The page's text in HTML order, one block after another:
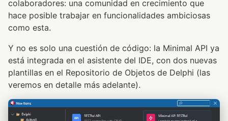
colaboradores: una comunidad en crecimiento que
hace posible trabajar en funcionalidades ambiciosas
como esta.
Y no es solo una cuestión de código: la Minimal API ya
está integrada en el asistente del IDE, con dos nuevas
plantillas en el Repositorio de Objetos de Delphi (las
veremos en detalle más adelante).